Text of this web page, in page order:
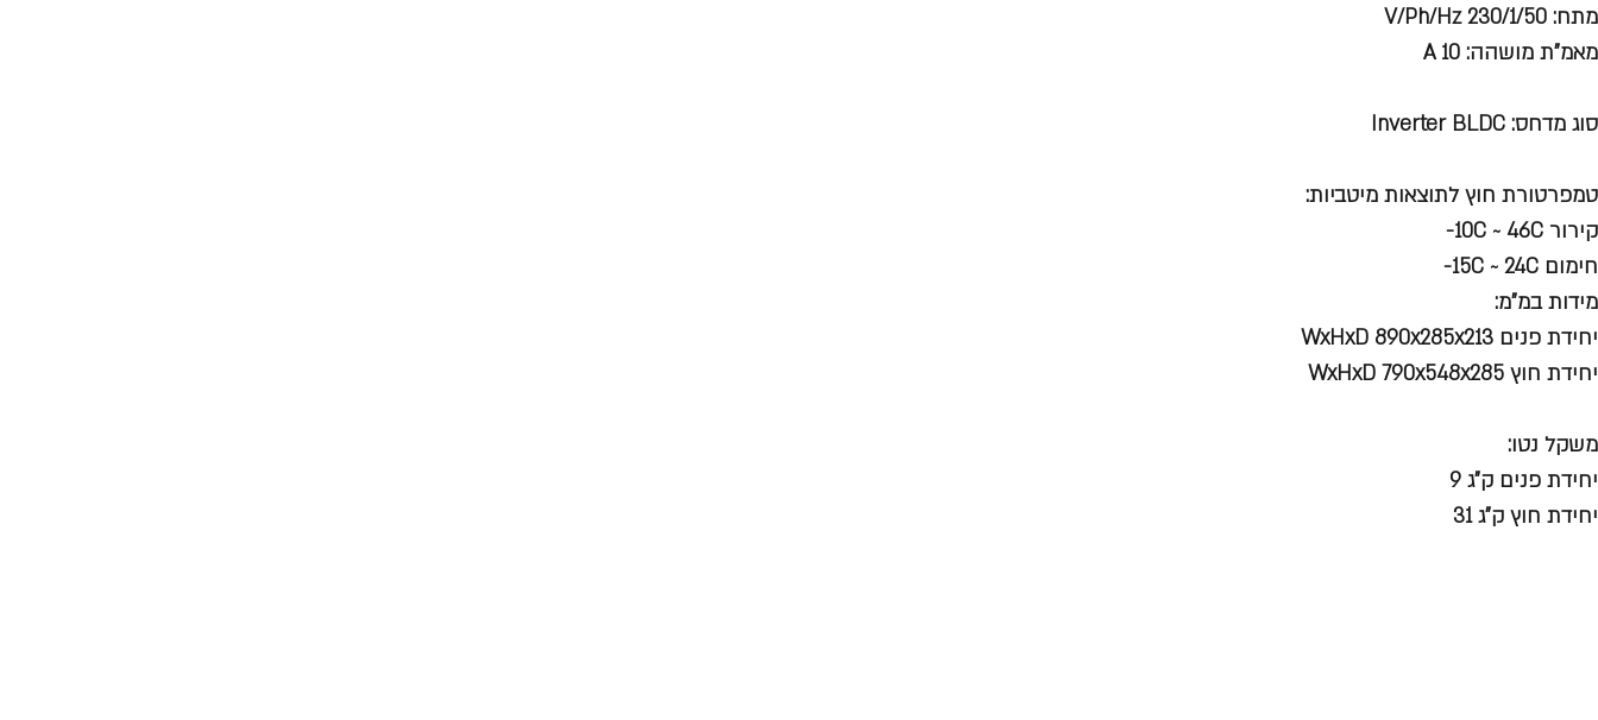
מתח: V/Ph/Hz 230/1/50
מאמ"ת מושהה: A 10
סוג מדחס: Inverter BLDC
טמפרטורת חוץ לתוצאות מיטביות:
קירור 10C ~ 46C-
חימום 15C ~ 24C-
מידות במ"מ:
יחידת פנים WxHxD 890x285x213
יחידת חוץ WxHxD 790x548x285
משקל נטו:
יחידת פנים ק"ג 9
יחידת חוץ ק"ג 31